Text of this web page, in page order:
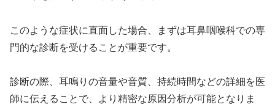
このような症状に直面した場合、まずは耳鼻咽喉科での専
門的な診断を受けることが重要です。
診断の際、耳鳴りの音量や音質、持続時間などの詳細を医
師に伝えることで、より精密な原因分析が可能となりま